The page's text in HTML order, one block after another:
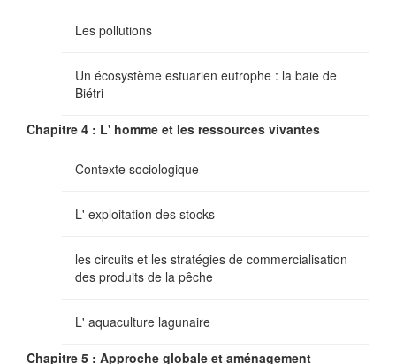
Les pollutions
Un écosystème estuarien eutrophe : la baie de
Biétri
Chapitre 4 : L' homme et les ressources vivantes
Contexte sociologique
L' exploitation des stocks
les circuits et les stratégies de commercialisation
des produits de la pêche
L' aquaculture lagunaire
Chapitre 5 : Approche globale et aménagement